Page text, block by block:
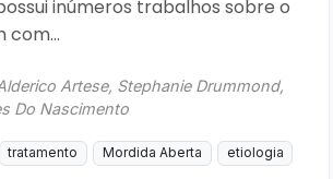
inúmeros trabalhos sobre o
com...
Artese, Stephanie Drummond,
Do Nascimento
tratamento Mordida Aberta etiologia